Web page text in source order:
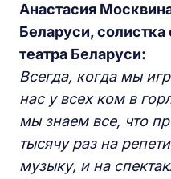
Анастасия
Беларуси,
театра Беларуси:
Всегда, когда мы
нас у всех ком в
мы знаем все, что
тысячу раз на
музыку, и на